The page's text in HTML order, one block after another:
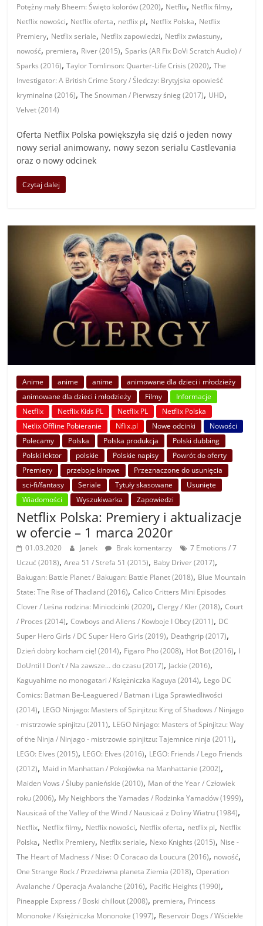
Potężny mały Bheem: Święto kolorów (2020), Netflix, Netflix filmy,
Netflix nowości, Netflix oferta, netflix pl, Netflix Polska, Netflix
Premiery, Netflix seriale, Netflix zapowiedzi, Netflix zwiastuny,
nowość, premiera, River (2015),Sparks (AR Fix DoVi Scratch Audio) /
Sparks (2016),Taylor Tomlinson: Quarter-Life Crisis (2020),The
Investigator: A British Crime Story / Śledczy: Brytyjska opowieść
kryminalna (2016),The Snowman / Pierwszy śnieg (2017), UHD,
Velvet (2014)
Oferta Netflix Polska powiększyła się dziś o jeden nowy
nowy serial animowany, nowy sezon serialu Castlevania
oraz o nowy odcinek
Czytaj dalej
Anime anime anime
animowane dla dzieci i młodzieży
animowane dla dzieci i młodzieży
Filmy
Informacje
Netflix
Netflix Kids PL Netflix PL
Netflix Polska
Netlix Offline Pobieranie
Nflix.pl Nowe odcinki
Nowości
Polecamy
Polska Polska produkcja
Polski dubbing
Polski lektor
polskie Polskie napisy
Powrót do oferty
Premiery
przeboje kinowe
Przeznaczone do usunięcia
sci-fi/fantasy
Seriale Tytuły skasowane
Usunięte
Wiadomości
Wyszukiwarka Zapowiedzi
Netflix Polska: Premiery i aktualizacje
w ofercie – 1 marca 2020r
01.03.2020 Janek Brak komentarzy
7 Emotions / 7
Uczuć (2018),Area 51 / Strefa 51 (2015), Baby Driver (2017),
Bakugan: Battle Planet / Bakugan: Battle Planet (2018), Blue Mountain
State: The Rise of Thadland (2016),Calico Critters Mini Episodes
Clover / Leśna rodzina: Miniodcinki (2020),Clergy / Kler (2018),Court
/ Proces (2014),Cowboys and Aliens / Kowboje I Obcy (2011), DC
Super Hero Girls / DC Super Hero Girls (2019), Deathgrip (2017),
Dzień dobry kocham cię! (2014), Figaro Pho (2008), Hot Bot (2016), I
DoUntil I Don't / Na zawsze… do czasu (2017), Jackie (2016),
Kaguyahime no monogatari / Księżniczka Kaguya (2014), Lego DC
Comics: Batman Be-Leaguered / Batman i Liga Sprawiedliwości
(2014), LEGO Ninjago: Masters of Spinjitzu: King of Shadows / Ninjago
- mistrzowie spinjitzu (2011), LEGO Ninjago: Masters of Spinjitzu: Way
of the Ninja / Ninjago - mistrzowie spinjitzu: Tajemnice ninja (2011),
LEGO: Elves (2015), LEGO: Elves (2016), LEGO: Friends / Lego Friends
(2012), Maid in Manhattan / Pokojówka na Manhattanie (2002),
Maiden Vows / Śluby panieńskie (2010), Man of the Year / Człowiek
roku (2006), My Neighbors the Yamadas / Rodzinka Yamadów (1999),
Nausicaä of the Valley of the Wind / Nausicaä z Doliny Wiatru (1984),
Netflix, Netflix filmy, Netflix nowości, Netflix oferta, netflix pl, Netflix
Polska, Netflix Premiery, Netflix seriale, Nexo Knights (2015), Nise -
The Heart of Madness / Nise: O Coracao da Loucura (2016), nowość,
One Strange Rock / Przedziwna planeta Ziemia (2018),Operation
Avalanche / Operacja Avalanche (2016), Pacific Heights (1990),
Pineapple Express / Boski chillout (2008), premiera, Princess
Mononoke / Księżniczka Mononoke (1997), Reservoir Dogs / Wściekłe